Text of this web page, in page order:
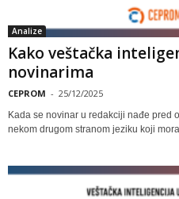
Analize
Kako veštačka
novinarima
CEPROM - 25/12/2025
Kada se novinar u redakciji nađe pred
nekom drugom stranom jeziku koji